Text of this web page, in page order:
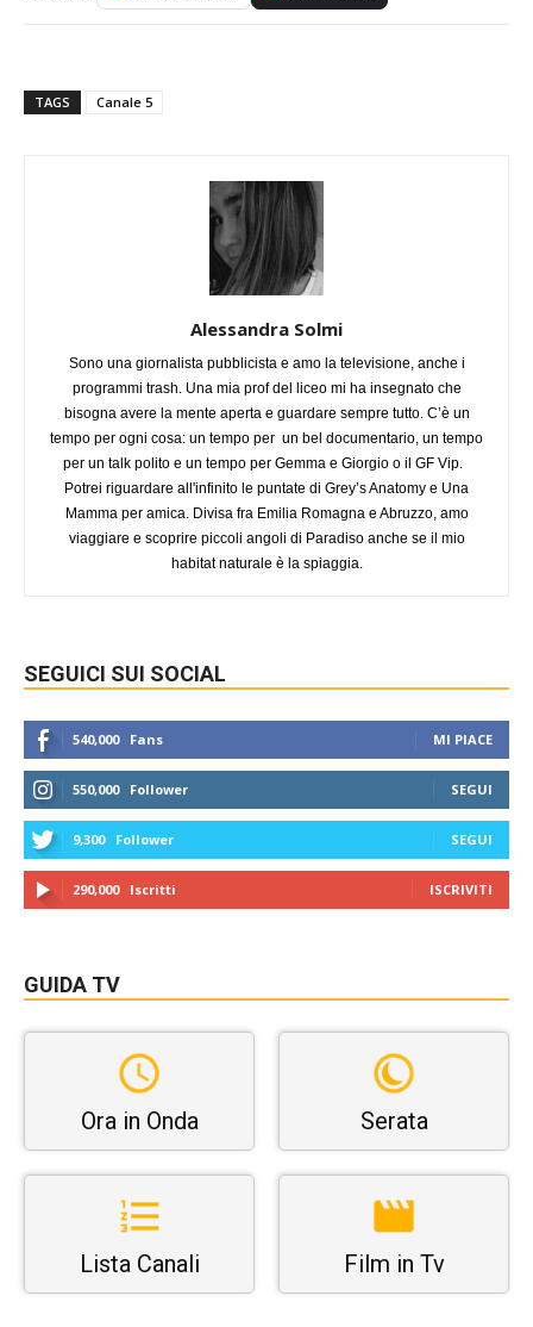
TAGS Canale 5
Alessandra Solmi
Sono una giornalista pubblicista e amo la televisione, anche i
programmi trash. Una mia prof del liceo mi ha insegnato che
bisogna avere la mente aperta e guardare sempre tutto. C’è un
tempo per ogni cosa: un tempo per un bel documentario, un tempo
per un talk polito e un tempo per Gemma e Giorgio o il GF Vip.
Potrei riguardare all'infinito le puntate di Grey’s Anatomy e Una
Mamma per amica. Divisa fra Emilia Romagna e Abruzzo, amo
viaggiare e scoprire piccoli angoli di Paradiso anche se il mio
habitat naturale è la spiaggia.
SEGUICI SUI SOCIAL
540,000 Fans MI PIACE
550,000 Follower SEGUI
9,300 Follower SEGUI
290,000 Iscritti ISCRIVITI
GUIDA TV
Ora in Onda Serata
Lista Canali Film in Tv